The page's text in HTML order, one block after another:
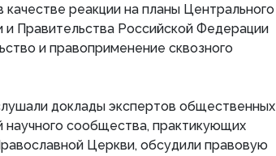
реакции на планы Центрального
Правительства Российской Федерации
и правоприменение сквозного
доклады экспертов общественных
научного сообщества, практикующих
Церкви, обсудили правовую